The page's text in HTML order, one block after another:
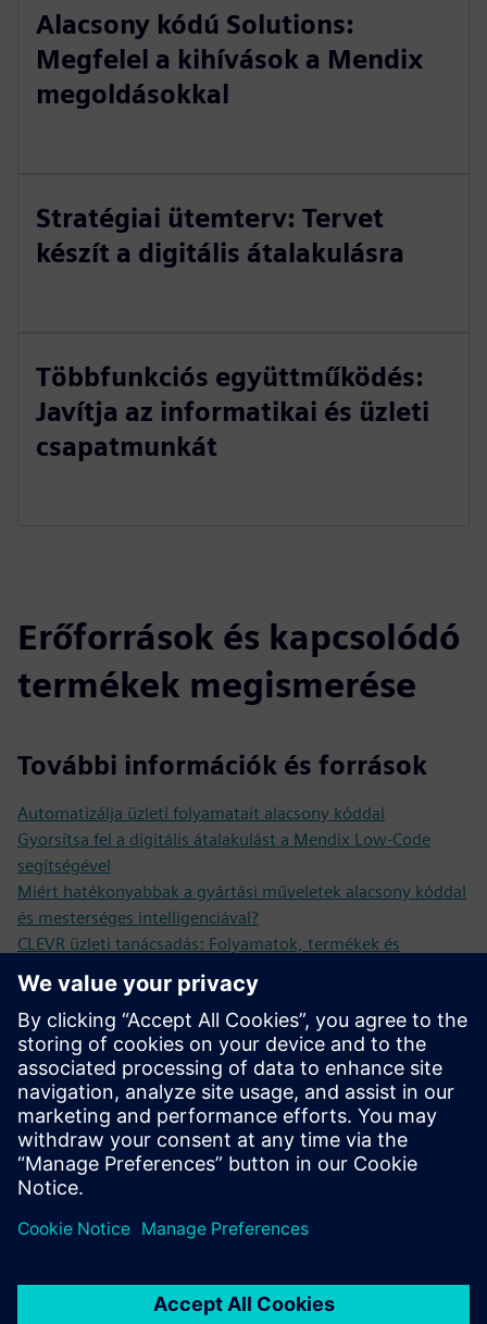
Alacsony kódú Solutions:
Megfelel a kihívások a Mendix
megoldásokkal
Stratégiai ütemterv: Tervet
készít a digitális átalakulásra
Többfunkciós együttműködés:
Javítja az informatikai és üzleti
csapatmunkát
Erőforrások és kapcsolódó
termékek megismerése
További információk és források
Automatizálja üzleti folyamatait alacsony kóddal
Gyorsítsa fel a digitális átalakulást a Mendix Low-Code
segítségével
Miért hatékonyabbak a gyártási műveletek alacsony kóddal
és mesterséges intelligenciával?
CLEVR üzleti tanácsadás: Folyamatok, termékek és
szolgáltatások fejlesztése
Ügyféleség KPN
Van Bommel ügyfélügy
Ügyféleség Unica
Ügyféleség Essenza
Feltételek